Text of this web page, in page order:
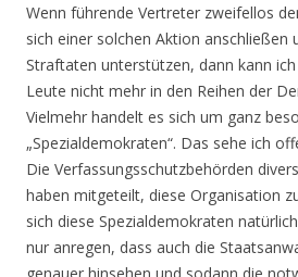
Wenn führende Vertreter zweifellos
sich einer solchen Aktion anschließen
Straftaten unterstützen, dann kann
Leute nicht mehr in den Reihen der
Vielmehr handelt es sich um ganz
„Spezialdemokraten“. Das sehe ich
Die Verfassungsschutzbehörden
haben mitgeteilt, diese Organisation
sich diese Spezialdemokraten
nur anregen, dass auch die
genauer hinsehen und sodann die